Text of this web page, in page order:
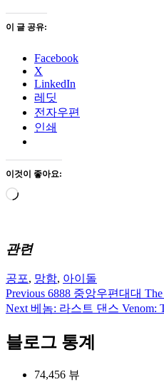
이 글 공유:
Facebook
X
LinkedIn
레딧
전자우편
인쇄
이것이 좋아요:
로
관련
공포, 망함, 아이돌
글
색
Previous 6888 중앙우편대대
Next 베놈: 라스트 댄스 Venom:
블로그 통계
74,456 뷰